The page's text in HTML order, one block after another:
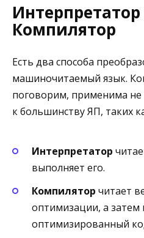
Компилятор
Есть два способа
машиночитаемый язык.
поговорим, применима не
к большинству ЯП, таких
Интерпретатор
выполняет его.
Компилятор читает
оптимизации, а затем
оптимизированный